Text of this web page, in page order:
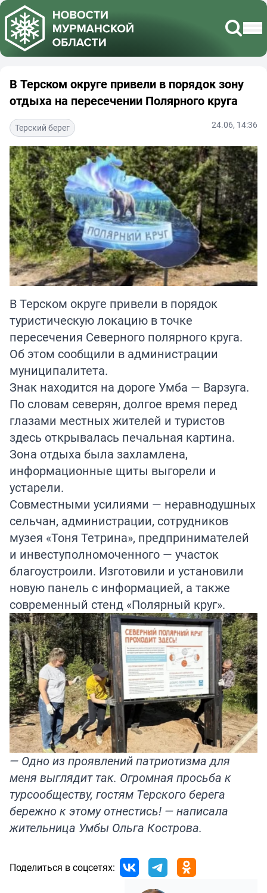
В Терском округе привели в порядок зону
отдыха на пересечении Полярного круга
Терский берег 24.06, 14:36
В Терском округе привели в порядок
туристическую локацию в точке
пересечения Северного полярного круга.
Об этом сообщили в администрации
муниципалитета.
Знак находится на дороге Умба — Варзуга.
По словам северян, долгое время перед
глазами местных жителей и туристов
здесь открывалась печальная картина.
Зона отдыха была захламлена,
информационные щиты выгорели и
устарели.
Совместными усилиями — неравнодушных
сельчан, администрации, сотрудников
музея «Тоня Тетрина», предпринимателей
и инвеступолномоченного — участок
благоустроили. Изготовили и установили
новую панель с информацией, а также
современный стенд «Полярный круг».
— Одно из проявлений патриотизма для
меня выглядит так. Огромная просьба к
турсообществу, гостям Терского берега
бережно к этому отнестись! — написала
жительница Умбы Ольга Кострова.
Поделиться в соцсетях: